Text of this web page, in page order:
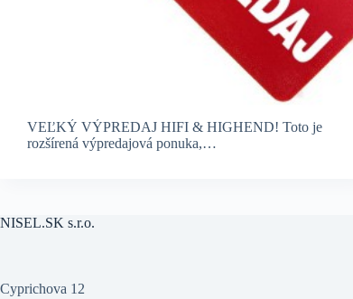
VEĽKÝ VÝPREDAJ HIFI & HIGHEND! Toto je
rozšírená výpredajová ponuka,…
NISEL.SK s.r.o.
Cyprichova 12